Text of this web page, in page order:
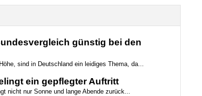
günstig bei den
sind in Deutschland ein leidiges Thema, da...
ein gepflegter Auftritt
nicht nur Sonne und lange Abende zurück...